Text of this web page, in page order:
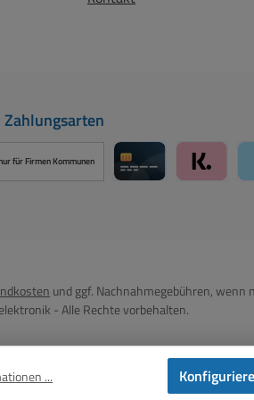
Zahlungsarten
für Firmen Kommunen
und ggf. Nachnahmegebühren, wenn
- Alle Rechte vorbehalten.
...